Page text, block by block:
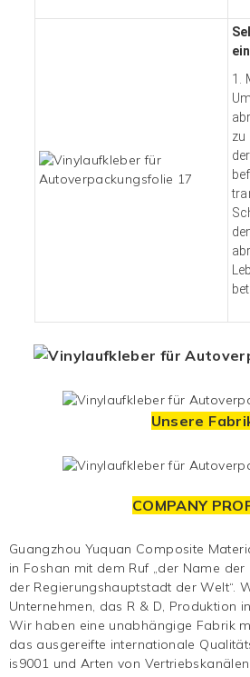
1.
zu
Unsere
COMPANY
Guangzhou Yuquan Composite
in Foshan mit dem Ruf „der Name der
der Regierungshauptstadt der Welt“.
Unternehmen, das R & D, Produktion
Wir haben eine unabhängige Fabrik
das ausgereifte internationale
is9001 und Arten von Vertriebskanälen